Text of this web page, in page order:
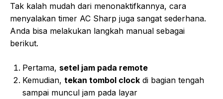
Tak kalah mudah dari menonaktifkannya, cara
menyalakan timer AC Sharp juga sangat sederhana.
Anda bisa melakukan langkah manual sebagai
berikut.
Pertama, setel jam pada remote
Kemudian, tekan tombol clock di bagian tengah
sampai muncul jam pada layar